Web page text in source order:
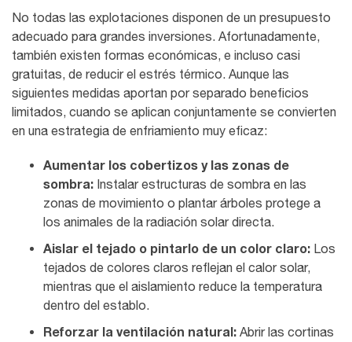
No todas las explotaciones disponen de un presupuesto
adecuado para grandes inversiones. Afortunadamente,
también existen formas económicas, e incluso casi
gratuitas, de reducir el estrés térmico. Aunque las
siguientes medidas aportan por separado beneficios
limitados, cuando se aplican conjuntamente se convierten
en una estrategia de enfriamiento muy eficaz:
Aumentar los cobertizos y las zonas de
sombra: Instalar estructuras de sombra en las
zonas de movimiento o plantar árboles protege a
los animales de la radiación solar directa.
Aislar el tejado o pintarlo de un color claro: Los
tejados de colores claros reflejan el calor solar,
mientras que el aislamiento reduce la temperatura
dentro del establo.
Reforzar la ventilación natural: Abrir las cortinas